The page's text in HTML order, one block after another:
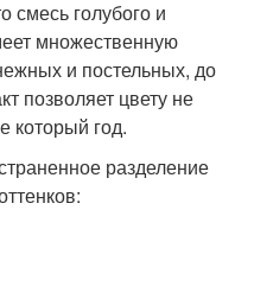
смесь голубого и
множественную
и постельных, до
позволяет цвету не
который год.
разделение